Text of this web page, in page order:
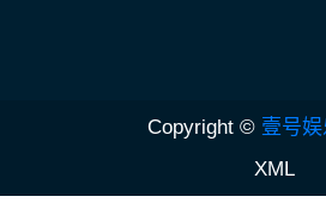
Copyright © 壹号
XML